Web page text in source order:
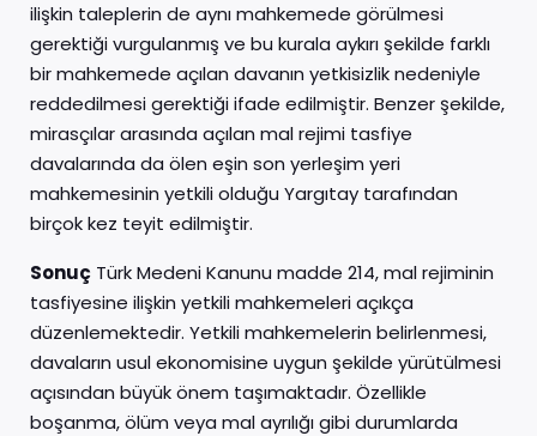
ilişkin taleplerin de aynı mahkemede görülmesi
gerektiği vurgulanmış ve bu kurala aykırı şekilde farklı
bir mahkemede açılan davanın yetkisizlik nedeniyle
reddedilmesi gerektiği ifade edilmiştir. Benzer şekilde,
mirasçılar arasında açılan mal rejimi tasfiye
davalarında da ölen eşin son yerleşim yeri
mahkemesinin yetkili olduğu Yargıtay tarafından
birçok kez teyit edilmiştir.
Sonuç Türk Medeni Kanunu madde 214, mal rejiminin
tasfiyesine ilişkin yetkili mahkemeleri açıkça
düzenlemektedir. Yetkili mahkemelerin belirlenmesi,
davaların usul ekonomisine uygun şekilde yürütülmesi
açısından büyük önem taşımaktadır. Özellikle
boşanma, ölüm veya mal ayrılığı gibi durumlarda